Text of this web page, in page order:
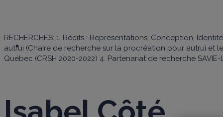
Membres
Laboratoire
RECHERCHES: 1. Récits : Représentations, Conception,
autrui (Chaire de recherche sur la procréation pour autrui et
Québec (CRSH 2020-2022) 4. Partenariat de recherche SAVIE-